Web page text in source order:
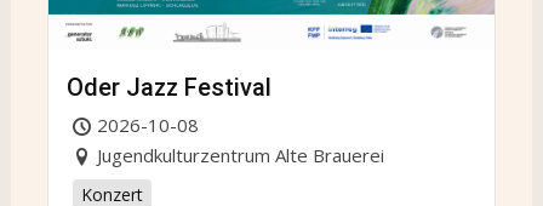
Oder Jazz Festival
2026-10-08
Jugendkulturzentrum Alte Brauerei
Konzert